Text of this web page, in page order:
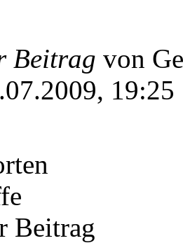
Beitrag von
19:25
Beitrag